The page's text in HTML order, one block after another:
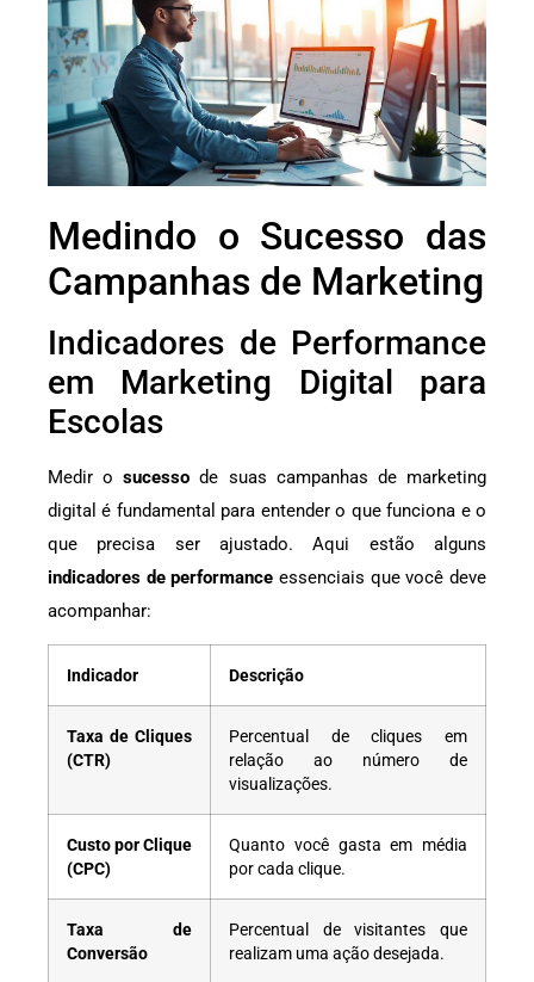
Medindo o Sucesso das
Campanhas de Marketing
Indicadores de Performance
em Marketing Digital para
Escolas
Medir osucesso de suas campanhas de marketing
digital é fundamental para entender o que funciona e o
que precisa ser ajustado. Aqui estão alguns
indicadores de performance essenciais que você deve
acompanhar:
Indicador Descrição
Taxa de Cliques
(CTR)
Percentual de cliques em
relação ao número de
visualizações.
Custo por Clique
(CPC)
Quanto você gasta em média
por cada clique.
Taxa de
Conversão
Percentual de visitantes que
realizam uma ação desejada.